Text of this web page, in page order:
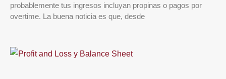
probablemente tus ingresos incluyan propinas o pagos por
overtime. La buena noticia es que, desde